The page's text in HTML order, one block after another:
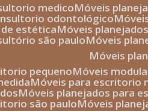
medico
móveis
odontológico
de estética móveis
são paulo
móveis
móveis
pequeno
móveis
móveis para escritorio
móveis planejados para
são paulo
móveis